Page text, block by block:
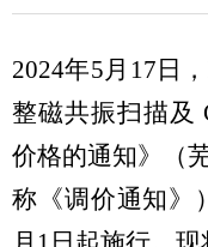
2024年5月17日
整磁共振扫描及
价格的通知》（
称《调价通知》